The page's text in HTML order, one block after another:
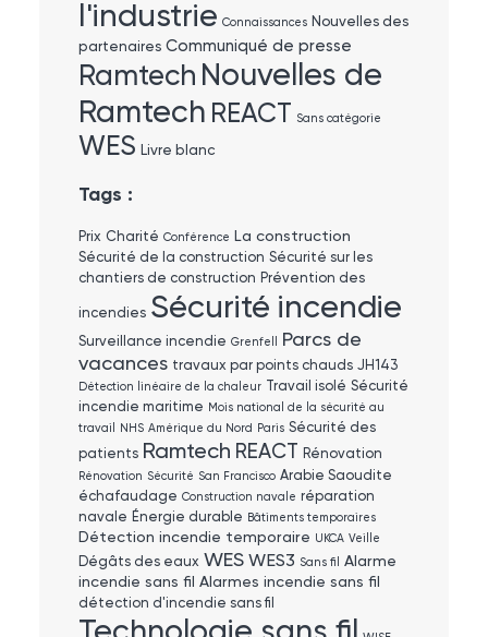
l'industrie Connaissances Nouvelles des
partenaires Communiqué de presse
Ramtech Nouvelles de
Ramtech REACT Sans catégorie
WES Livre blanc
Tags :
Prix Charité Conférence La construction
Sécurité de la construction Sécurité sur les
chantiers de construction Prévention des
incendies Sécurité incendie
Surveillance incendie Grenfell
Parcs de
vacances travaux par points chauds JH143
Détection linéaire de la chaleur Travail isolé Sécurité
incendie maritime
Mois national de la sécurité au
travail
NHS Amérique du Nord Paris Sécurité des
patients Ramtech REACT Rénovation
Rénovation Sécurité San Francisco Arabie Saoudite
échafaudage Construction navale réparation
navale Énergie durable Bâtiments temporaires
Détection incendie temporaire UKCA Veille
Dégâts des eaux WES WES3 Sans fil
Alarme
incendie sans fil Alarmes incendie sans fil
détection d'incendie sans fil